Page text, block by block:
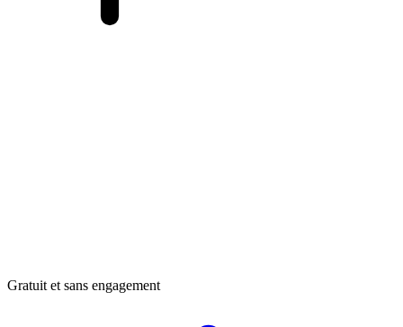
Gratuit et sans engagement